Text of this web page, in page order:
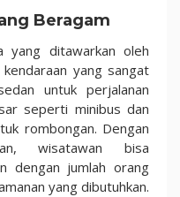
Beragam
yang ditawarkan oleh
yang sangat
untuk perjalanan
seperti minibus dan
rombongan. Dengan
wisatawan bisa
dengan jumlah orang
yang dibutuhkan.